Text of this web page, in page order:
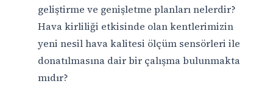
geliştirme ve genişletme planları nelerdir?
Hava kirliliği etkisinde olan kentlerimizin
yeni nesil hava kalitesi ölçüm sensörleri ile
donatılmasına dair bir çalışma bulunmakta
mıdır?